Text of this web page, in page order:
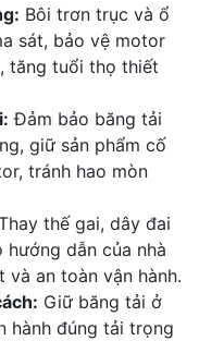
Bôi trơn trục và ổ
sát, bảo vệ motor
tăng tuổi thọ thiết
Đảm bảo băng tải
giữ sản phẩm cố
tránh hao mòn
thế gai, dây đai
dẫn của nhà
và an toàn vận hành.
Giữ băng tải ở
hành đúng tải trọng